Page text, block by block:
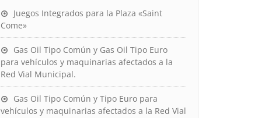
Juegos Integrados para la Plaza «Saint
Come»
Gas Oil Tipo Común y Gas Oil Tipo Euro
para vehículos y maquinarias afectados a la
Red Vial Municipal.
Gas Oil Tipo Común y Tipo Euro para
vehículos y maquinarias afectados a la Red Vial